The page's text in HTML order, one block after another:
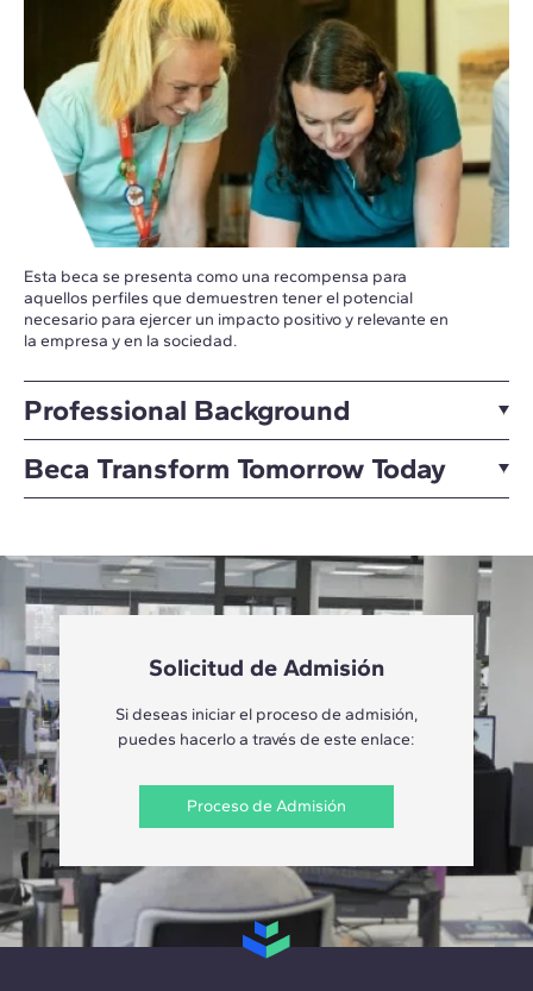
Esta beca se presenta como una recompensa para
aquellos perfiles que demuestren tener el potencial
necesario para ejercer un impacto positivo y relevante en
la empresa y en la sociedad.
Professional Background
Beca Transform Tomorrow Today
Solicitud de Admisión
Si deseas iniciar el proceso de admisión,
puedes hacerlo a través de este enlace:
Proceso de Admisión